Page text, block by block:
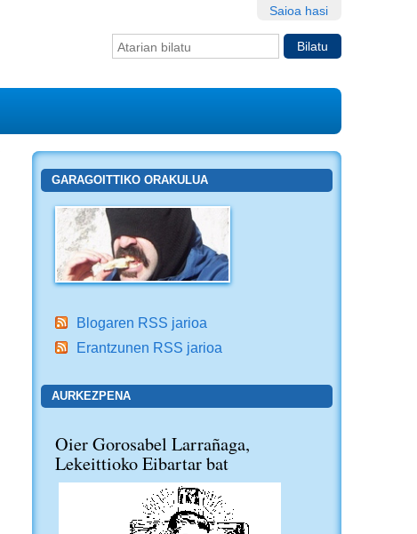
Saioa hasi
Bilatu atarian
GARAGOITTIKO ORAKULUA
Blogaren RSS jarioa
Erantzunen RSS jarioa
AURKEZPENA
Oier Gorosabel Larrañaga,
Lekeittioko Eibartar bat